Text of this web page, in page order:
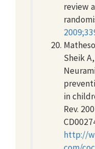
review
Sheik
in
Rev.
http://